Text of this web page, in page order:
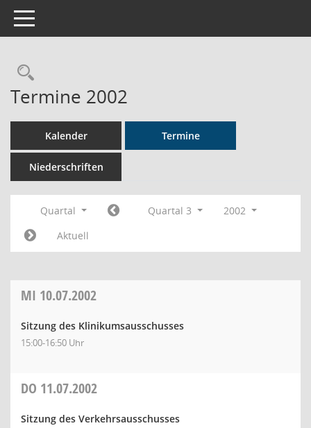
Toggle navigation
Rechercheauswahl
Termine 2002
Kalender Termine
Niederschriften
Quartal Quartal 3
2002
Aktuell
MI 10.07.2002
Sitzung des Klinikumsausschusses
15:00-16:50 Uhr
DO 11.07.2002
Sitzung des Verkehrsausschusses